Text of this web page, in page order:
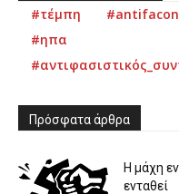
#τέμπη
#ηπα
Πρόσφατα άρθρα
Η μάχη
ενταθεί